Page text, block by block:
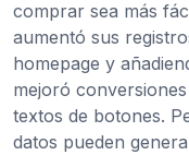
comprar sea más
aumentó sus
homepage y
mejoró
textos de botones.
datos pueden